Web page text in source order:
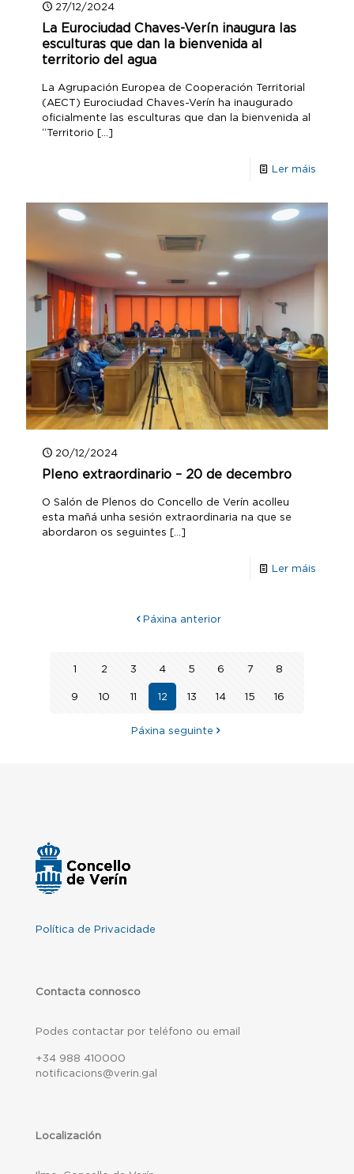
27/12/2024
La Eurociudad Chaves-Verín inaugura las
esculturas que dan la bienvenida al
territorio del agua
La Agrupación Europea de Cooperación Territorial
(AECT) Eurociudad Chaves-Verín ha inaugurado
oficialmente las esculturas que dan la bienvenida al
“Territorio […]
Ler máis
20/12/2024
Pleno extraordinario – 20 de decembro
O Salón de Plenos do Concello de Verín acolleu
esta mañá unha sesión extraordinaria na que se
abordaron os seguintes […]
Ler máis
Páxina anterior
1 2 3 4 5 6 7 8
9 10 11 12 13 14 15 16
Páxina seguinte
Política de Privacidade
Contacta connosco
Podes contactar por teléfono ou email
+34 988 410000
notificacions@verin.gal
Localización